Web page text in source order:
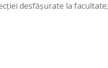
desfăşurate la facultate;